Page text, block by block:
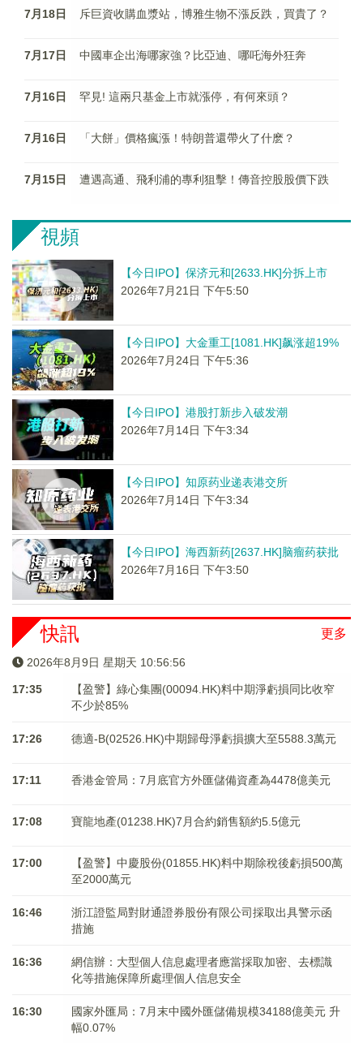
7月18日 斥巨資收購血漿站，博雅生物不漲反跌，買貴了？
7月17日 中國車企出海哪家強？比亞迪、哪吒海外狂奔
7月16日 罕見! 這兩只基金上市就漲停，有何來頭？
7月16日 「大餅」價格瘋漲！特朗普還帶火了什麽？
7月15日 遭遇高通、飛利浦的專利狙擊！傳音控股股價下跌
視頻
【今日IPO】保济元和[2633.HK]分拆上市
2026年7月21日 下午5:50
【今日IPO】大金重工[1081.HK]飙涨超19%
2026年7月24日 下午5:36
【今日IPO】港股打新步入破发潮
2026年7月14日 下午3:34
【今日IPO】知原药业递表港交所
2026年7月14日 下午3:34
【今日IPO】海西新药[2637.HK]脑瘤药获批
2026年7月16日 下午3:50
更多
快訊
2026年8月9日 星期天 10:56:56
17:35
【盈警】綠心集團(00094.HK)料中期淨虧損同比收窄
不少於85%
17:26 德適-B(02526.HK)中期歸母淨虧損擴大至5588.3萬元
17:11 香港金管局：7月底官方外匯儲備資產為4478億美元
17:08 寶龍地產(01238.HK)7月合約銷售額約5.5億元
17:00
【盈警】中慶股份(01855.HK)料中期除稅後虧損500萬
至2000萬元
16:46
浙江證監局對財通證券股份有限公司採取出具警示函
措施
16:36
網信辦：大型個人信息處理者應當採取加密、去標識
化等措施保障所處理個人信息安全
16:30
國家外匯局：7月末中國外匯儲備規模34188億美元 升
幅0.07%